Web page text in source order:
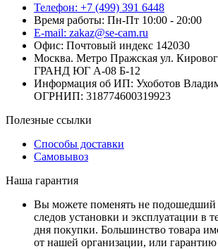
Телефон: +7 (499) 391 6448
Время работы: Пн-Пт 10:00 - 20:00
E-mail: zakaz@se-cam.ru
Офис: Почтовый индекс 142030
Москва. Метро Пражская ул.
ГРАНД ЮГ А-08 Б-12
Информация об ИП: Ухоботов
ОГРНИП: 318774600319923
Полезные ссылки
Способы доставки
Самовывоз
Наша гарантия
Вы можете поменять не подошедший
следов установки и эксплуатации в
дня покупки. Большинство товара
от нашей организации, или гарантию